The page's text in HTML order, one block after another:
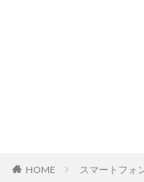
HOME スマートフォ